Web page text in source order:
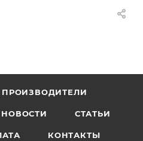
ПРОИЗВОДИТЕЛИ
НОВОСТИ СТАТЬИ
КОНТАКТЫ